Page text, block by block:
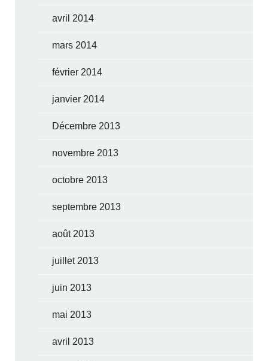
avril 2014
mars 2014
février 2014
janvier 2014
Décembre 2013
novembre 2013
octobre 2013
septembre 2013
août 2013
juillet 2013
juin 2013
mai 2013
avril 2013